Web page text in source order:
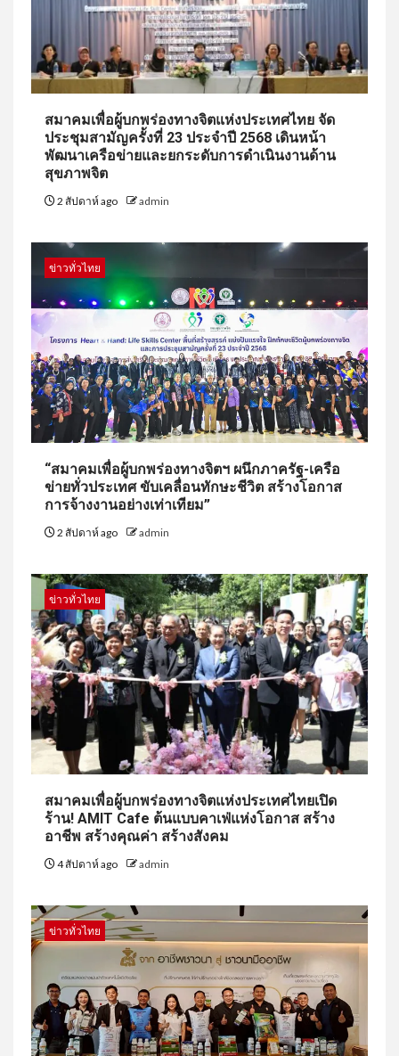
สมาคมเพื่อผู้บกพร่องทางจิตแห่งประเทศไทย จัด
ประชุมสามัญครั้งที่ 23 ประจำปี 2568 เดินหน้า
พัฒนาเครือข่ายและยกระดับการดำเนินงานด้าน
สุขภาพจิต
2 สัปดาห์ ago admin
ข่าวทั่วไทย
“สมาคมเพื่อผู้บกพร่องทางจิตฯ ผนึกภาครัฐ-เครือ
ข่ายทั่วประเทศ ขับเคลื่อนทักษะชีวิต สร้างโอกาส
การจ้างงานอย่างเท่าเทียม”
2 สัปดาห์ ago admin
ข่าวทั่วไทย
สมาคมเพื่อผู้บกพร่องทางจิตแห่งประเทศไทยเปิด
ร้าน! AMIT Cafe ต้นแบบคาเฟ่แห่งโอกาส สร้าง
อาชีพ สร้างคุณค่า สร้างสังคม
4 สัปดาห์ ago admin
ข่าวทั่วไทย